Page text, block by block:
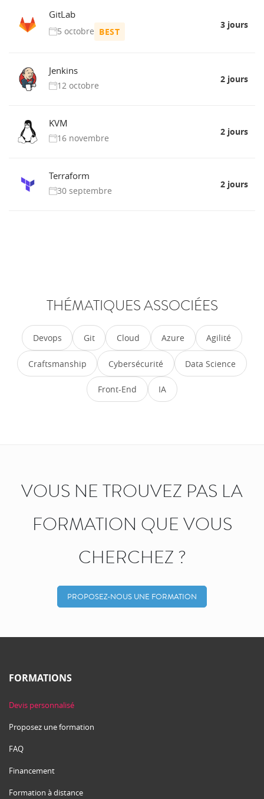
GitLab
5 octobre BEST
3 jours
Jenkins
12 octobre
2 jours
KVM
16 novembre
2 jours
Terraform
30 septembre
2 jours
THÉMATIQUES ASSOCIÉES
Devops Git Cloud Azure Agilité
Craftsmanship Cybersécurité Data Science
Front-End IA
VOUS NE TROUVEZ PAS LA
FORMATION QUE VOUS
CHERCHEZ ?
PROPOSEZ-NOUS UNE FORMATION
FORMATIONS
Devis personnalisé
Proposez une formation
FAQ
Financement
Formation à distance